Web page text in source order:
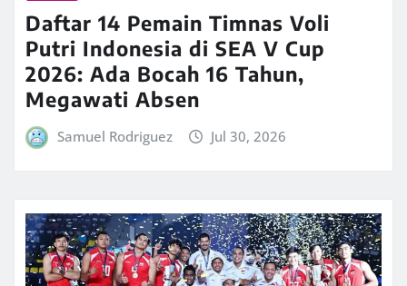
Daftar 14 Pemain Timnas Voli
Putri Indonesia di SEA V Cup
2026: Ada Bocah 16 Tahun,
Megawati Absen
Samuel Rodriguez Jul 30, 2026